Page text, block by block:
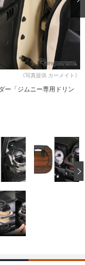
！不具合修理＆粗悪修理
洗車
コーティング
カー「旧車」関連プロジェ
クト
プロショップ検索
コラム
《写真提供 カーメイト》
ー「ジムニー専用ドリン